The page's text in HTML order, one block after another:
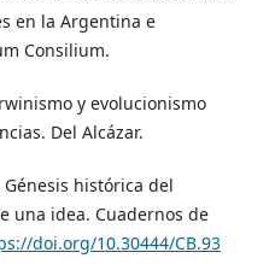
en la Argentina e
Consilium.
y evolucionismo
Del Alcázar.
histórica del
una idea. Cuadernos de
doi.org/10.30444/CB.93